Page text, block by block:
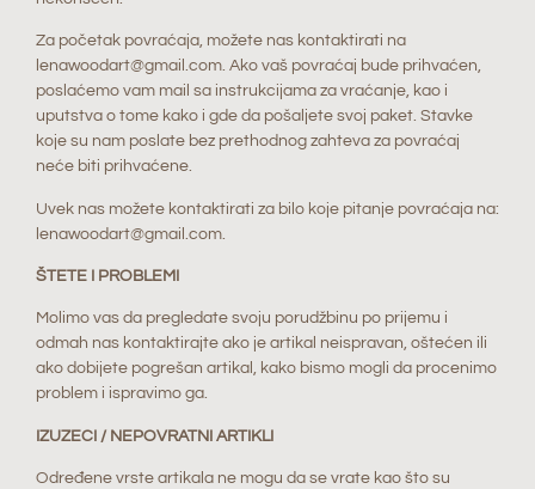
Za početak povraćaja, možete nas kontaktirati na
lenawoodart@gmail.com. Ako vaš povraćaj bude prihvaćen,
poslaćemo vam mail sa instrukcijama za vraćanje, kao i
uputstva o tome kako i gde da pošaljete svoj paket. Stavke
koje su nam poslate bez prethodnog zahteva za povraćaj
neće biti prihvaćene.
Uvek nas možete kontaktirati za bilo koje pitanje povraćaja na:
lenawoodart@gmail.com.
ŠTETE I PROBLEMI
Molimo vas da pregledate svoju porudžbinu po prijemu i
odmah nas kontaktirajte ako je artikal neispravan, oštećen ili
ako dobijete pogrešan artikal, kako bismo mogli da procenimo
problem i ispravimo ga.
IZUZECI / NEPOVRATNI ARTIKLI
Određene vrste artikala ne mogu da se vrate kao što su